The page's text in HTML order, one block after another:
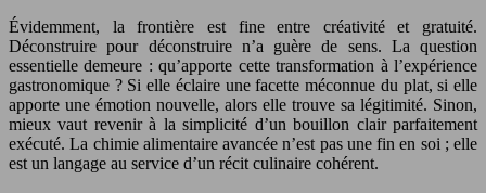
Évidemment, la frontière est fine entre créativité et gratuité.
Déconstruire pour déconstruire n’a guère de sens. La question
essentielle demeure : qu’apporte cette transformation à l’expérience
gastronomique ? Si elle éclaire une facette méconnue du plat, si elle
apporte une émotion nouvelle, alors elle trouve sa légitimité. Sinon,
mieux vaut revenir à la simplicité d’un bouillon clair parfaitement
exécuté. La chimie alimentaire avancée n’est pas une fin en soi ; elle
est un langage au service d’un récit culinaire cohérent.